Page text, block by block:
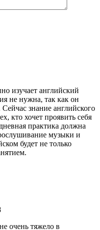
изучает английский
не нужна, так как он
знание английского
кто хочет проявить себя
практика должна
музыки и
будет не только
очень тяжело в